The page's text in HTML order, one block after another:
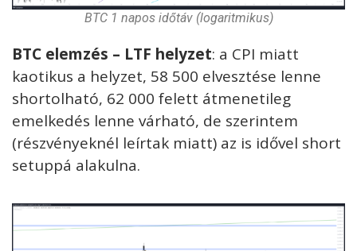
BTC 1 napos időtáv (logaritmikus)
BTC elemzés – LTF helyzet: a CPI miatt
kaotikus a helyzet, 58 500 elvesztése lenne
shortolható, 62 000 felett átmenetileg
emelkedés lenne várható, de szerintem
(részvényeknél leírtak miatt) az is idővel short
setuppá alakulna.